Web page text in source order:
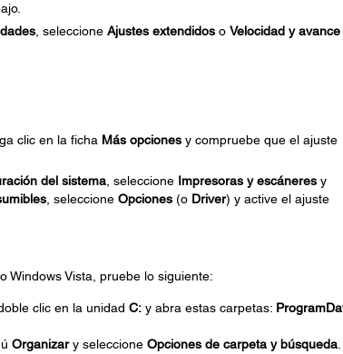
, seleccione Ajustes extendidoso Velocidad y avance
clic en la ficha Más opcionesy compruebe que el ajuste
del sistema, seleccione Impresoras y escáneresy
, seleccione Opciones(o Driver) y active el ajuste
Windows Vista, pruebe lo siguiente:
clic en la unidad C:y abra estas carpetas:
Organizary seleccione Opciones de carpeta y búsqueda.